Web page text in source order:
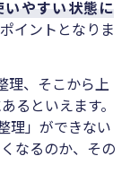
やすい状態に
イントとなりま
理、そこから上
るといえます。
理」ができない
なるのか、その